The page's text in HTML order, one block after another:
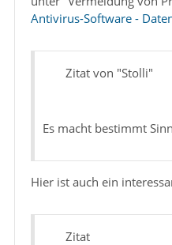
Antivirus-Software -
Zitat von "Stolli"
Es macht bestimmt
Hier ist auch ein
Zitat